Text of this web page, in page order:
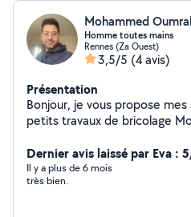
Mohammed
Homme toutes mains
Rennes (Za Ouest)
3,5/5 (4 avis)
Présentation
Bonjour, je vous propose
petits travaux de bricolage Montage ou démontage de
barres de rideaux, support TV
appliques Changement interrupteurs et prises, poignées
porte, serrures Pose parquet,
Dernier avis laissé par Eva :
Il y a plus de 6 mois
très bien.